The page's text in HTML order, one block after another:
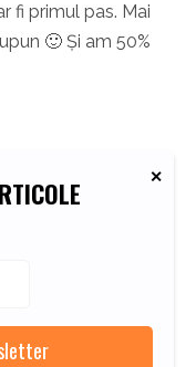
fi primul pas. Mai
🙂 Și am 50%